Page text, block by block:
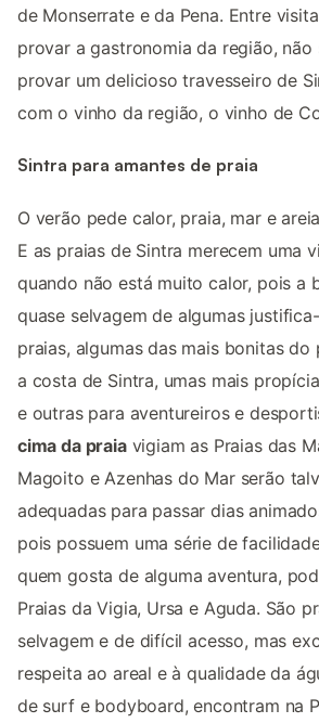
de Monserrate e da Pena. Entre
provar a gastronomia da região, não
provar um delicioso travesseiro de
com o vinho da região, o vinho de
Sintra para amantes de praia
O verão pede calor, praia, mar e
E as praias de Sintra merecem uma
quando não está muito calor, pois a
quase selvagem de algumas
praias, algumas das mais bonitas do
a costa de Sintra, umas mais
e outras para aventureiros e
cima da praiavigiam as Praias das
Magoito e Azenhas do Mar serão
adequadas para passar dias
pois possuem uma série de
quem gosta de alguma aventura,
Praias da Vigia, Ursa e Aguda. São
selvagem e de difícil acesso, mas
respeita ao areal e à qualidade da
de surf e bodyboard, encontram na